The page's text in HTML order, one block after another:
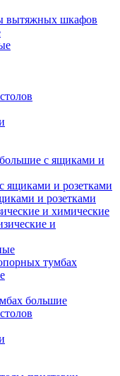
вытяжных шкафов
с ящиками и
ящиками и розетками
и розетками
и химические
и
тумбах
большие